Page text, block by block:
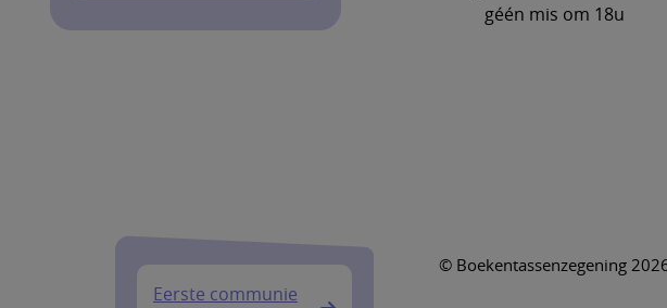
géén mis om 18u
Eerste communie
© Boekentassenzegening